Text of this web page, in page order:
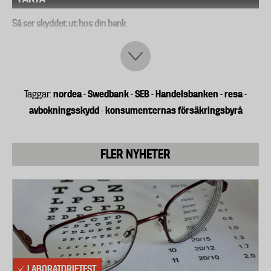
Så ser skyddet ut hos din bank
eller totalt 75 000 kronor för alla försäkrade. 100 000
kronor om du betalat med Platinumkort.
kort, via ditt konto, privatgiro eller på bankkontor.
Vilka täcks av försäkringen? Du och din familj (barn
upp till 23 år som bor hemma). Även andra
medresenärer som har kort i Handelsbanken.
Nordea
Belopp: 15 000 kronor per person eller 45 000
kronor per kort/familj med Nordeas kreditkort. 20
000/60 000 med Nordea Gold.
Taggar: nordea-Swedbank-SEB-Handelsbanken -resa-
avbokningsskydd-konsumenternas försäkringsbyrå
FLER NYHETER
LABORATORIETEST